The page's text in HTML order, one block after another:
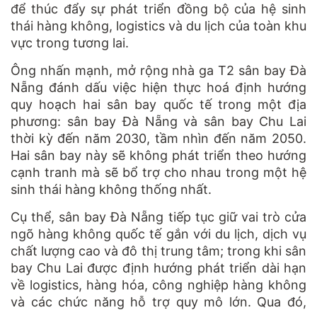
để thúc đẩy sự phát triển đồng bộ của hệ sinh
thái hàng không, logistics và du lịch của toàn khu
vực trong tương lai.
Ông nhấn mạnh, mở rộng nhà ga T2 sân bay Đà
Nẵng đánh dấu việc hiện thực hoá định hướng
quy hoạch hai sân bay quốc tế trong một địa
phương: sân bay Đà Nẵng và sân bay Chu Lai
thời kỳ đến năm 2030, tầm nhìn đến năm 2050.
Hai sân bay này sẽ không phát triển theo hướng
cạnh tranh mà sẽ bổ trợ cho nhau trong một hệ
sinh thái hàng không thống nhất.
Cụ thể, sân bay Đà Nẵng tiếp tục giữ vai trò cửa
ngõ hàng không quốc tế gắn với du lịch, dịch vụ
chất lượng cao và đô thị trung tâm; trong khi sân
bay Chu Lai được định hướng phát triển dài hạn
về logistics, hàng hóa, công nghiệp hàng không
và các chức năng hỗ trợ quy mô lớn. Qua đó,